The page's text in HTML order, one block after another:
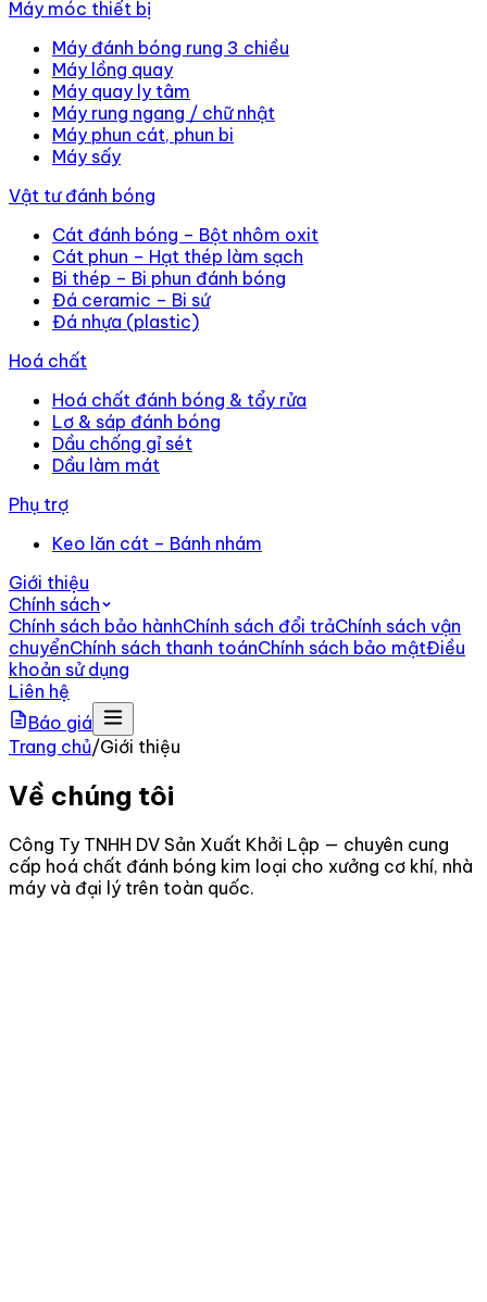
Máy móc thiết bị
Máy đánh bóng rung 3 chiều
Máy lồng quay
Máy quay ly tâm
Máy rung ngang / chữ nhật
Máy phun cát, phun bi
Máy sấy
Vật tư đánh bóng
Cát đánh bóng – Bột nhôm oxit
Cát phun – Hạt thép làm sạch
Bi thép – Bi phun đánh bóng
Đá ceramic – Bi sứ
Đá nhựa (plastic)
Hoá chất
Hoá chất đánh bóng & tẩy rửa
Lơ & sáp đánh bóng
Dầu chống gỉ sét
Dầu làm mát
Phụ trợ
Keo lăn cát – Bánh nhám
Giới thiệu
Chính sách
Chính sách bảo hànhChính sách đổi trảChính sách vận
chuyểnChính sách thanh toánChính sách bảo mậtĐiều
khoản sử dụng
Liên hệ
Báo giá
Trang chủ/Giới thiệu
Về chúng tôi
Công Ty TNHH DV Sản Xuất Khởi Lập — chuyên cung
cấp hoá chất đánh bóng kim loại cho xưởng cơ khí, nhà
máy và đại lý trên toàn quốc.